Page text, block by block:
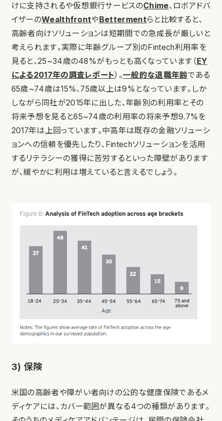
けに支持されるや仮想銀行サービスのChime、ロボアドバ
イザーのWealthfrontやBettermentらと比較すると、
高齢者向けソリューションは短期間での急成長が厳しいと
考えられます。実際に年齢グループ別のFintech利用率を
見ると、25~34歳の48%がもっとも高くなっています（EY
による2017年の調査レポート）。一般的な退職年齢である
65歳~74歳は15%、75歳以上は9%となっています。しか
しながら同社が2015年に出した、年齢別の利用率とその
将来予想を見ると65~74歳の利用率の将来予想9.7%を
2017年は上回っています。中高年は既存の金融ソリューシ
ョンへの信頼を優先したり、Fintechソリューションを活用
するリテラシーの獲得に苦労するといった障壁があります
が、緩やかに利用は増えていると言えるでしょう。
3) 保険
米国の高齢者や障がい者向けの公的な健康保険であるメ
ディケアには、カバー範囲が異なる4つの種類があります。